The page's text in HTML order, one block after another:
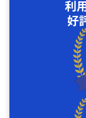
利
好